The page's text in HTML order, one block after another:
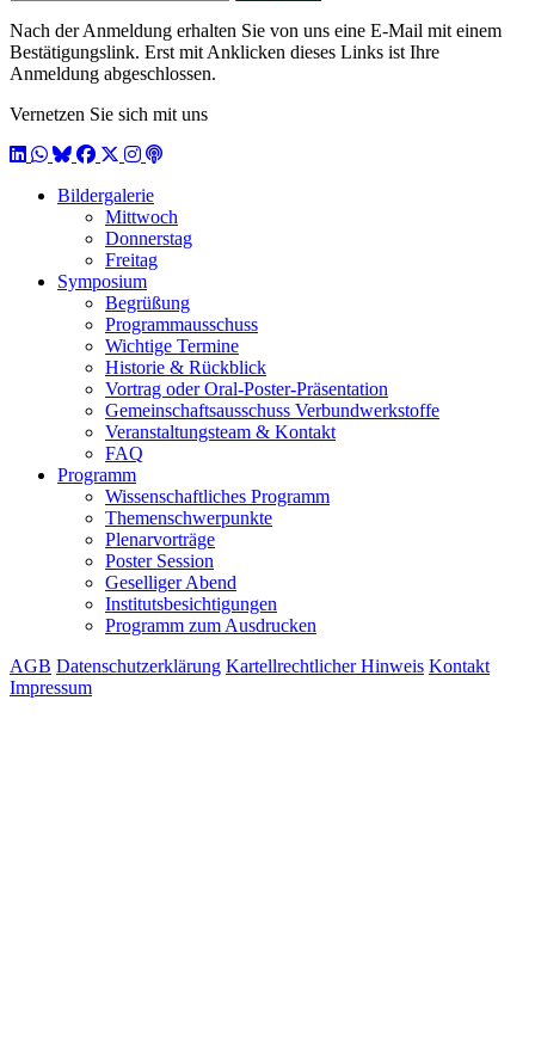
Nach der Anmeldung erhalten Sie von uns eine E-Mail mit einem
Bestätigungslink. Erst mit Anklicken dieses Links ist Ihre
Anmeldung abgeschlossen.
Vernetzen Sie sich mit uns
LinkedIn
WhatsApp
BlueSky
Facebook
X / Twitter
Instagram
Podcast
Bildergalerie
Mittwoch
Donnerstag
Freitag
Symposium
Begrüßung
Programmausschuss
Wichtige Termine
Historie & Rückblick
Vortrag oder Oral-Poster-Präsentation
Gemeinschaftsausschuss Verbundwerkstoffe
Veranstaltungsteam & Kontakt
FAQ
Programm
Wissenschaftliches Programm
Themenschwerpunkte
Plenarvorträge
Poster Session
Geselliger Abend
Institutsbesichtigungen
Programm zum Ausdrucken
AGB Datenschutzerklärung Kartellrechtlicher Hinweis Kontakt
Impressum